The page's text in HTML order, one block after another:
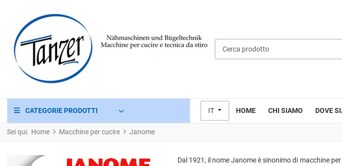
CATEGORIE PRODOTTI IT HOME CHI SIAMO DOVE
Sei qui: Home Macchine per cucire Janome
Dal 1921, il nome Janome è sinonimo di macchine